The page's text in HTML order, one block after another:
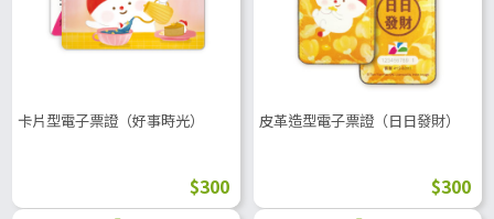
卡片型電子票證（好事時光）
$300
皮革造型電子票證（日日發財）
$300